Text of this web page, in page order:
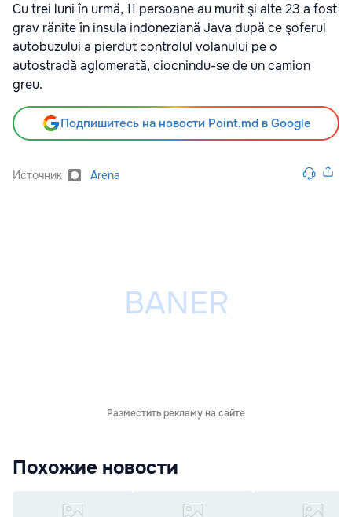
Cu trei luni în urmă, 11 persoane au murit şi alte 23 a fost
grav rănite în insula indoneziană Java după ce şoferul
autobuzului a pierdut controlul volanului pe o
autostradă aglomerată, ciocnindu-se de un camion
greu.
Подпишитесь на новости Point.md в Google
Источник Arena
Разместить рекламу на сайте
Похожие новости